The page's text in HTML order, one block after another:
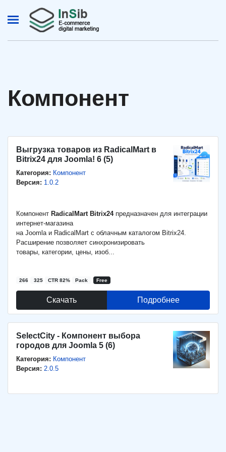
Компонент
Выгрузка товаров из RadicalMart в
Bitrix24 для Joomla! 6 (5)
Категория: Компонент
Версия: 1.0.2
Компонент RadicalMart Bitrix24предназначен для интеграции
интернет-магазина
на Joomla и RadicalMart с облачным каталогом Bitrix24.
Расширение позволяет синхронизировать
товары, категории, цены, изоб...
Скачивания
266 Просмотры
325 CTR 82% Pack Free
Скачать Подробнее
SelectCity - Компонент выбора
городов для Joomla 5 (6)
Категория: Компонент
Версия: 2.0.5